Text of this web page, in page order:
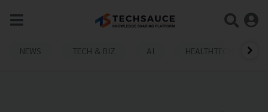
NEWS TECH & BIZ AI HEALTHTECH